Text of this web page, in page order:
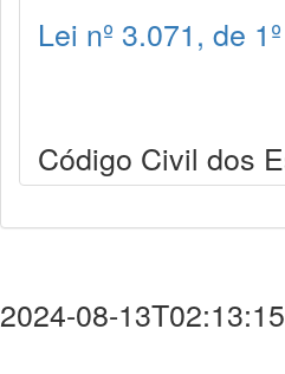
Lei nº 3.071, de
Código Civil dos
2024-08-